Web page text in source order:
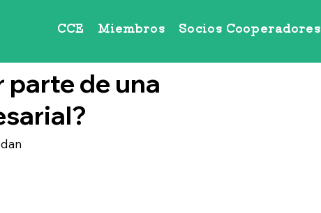
CCE Miembros Socios Cooperadores
parte de una